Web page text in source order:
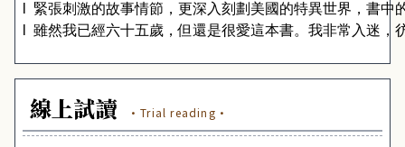
緊張刺激的故事情節，更深入刻劃美國的特異世界，書
l  雖然我已經六十五歲，但還是很愛這本書。我非常入迷
線上試讀 ·Trial reading·